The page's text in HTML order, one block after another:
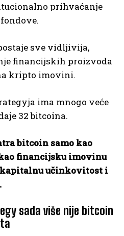
prihvaćanje
sve vidljivija,
financijskih proizvoda
kripto imovini.
ima mnogo veće
32 bitcoina.
bitcoin samo kao
financijsku imovinu
učinkovitost i
sada više nije bitcoin